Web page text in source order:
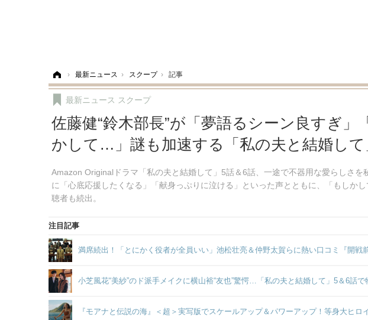
› 最新ニュース › スクープ › 記事
佐藤健“鈴木部長”が「夢語るシーン良すぎ」
かして…」謎も加速する「私の夫と結婚して
Amazon Originalドラマ「私の夫と結婚して」5話＆6話、一途で不器用な愛らしさ
に「心底応援したくなる」「献身っぷりに泣ける」といった声とともに、「もしか
聴者も続出。
最新ニュース スクープ
注目記事
満席続出！「とにかく役者が全員いい」池松壮亮＆仲野太賀らに熱い口コミ『開戦前
小芝風花“美紗”のド派手メイクに横山裕“友也”驚愕…「私の夫と結婚して」5＆6話
『モアナと伝説の海』＜超＞実写版でスケールアップ＆パワーアップ！等身大ヒロ